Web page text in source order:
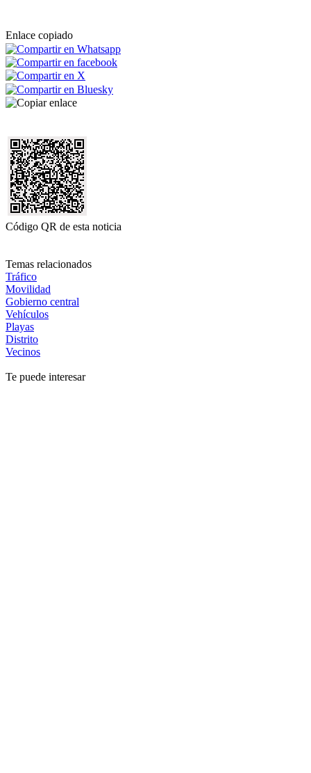
Enlace copiado
Código QR de esta noticia
Temas relacionados
Tráfico
Movilidad
Gobierno central
Vehículos
Playas
Distrito
Vecinos
Te puede interesar